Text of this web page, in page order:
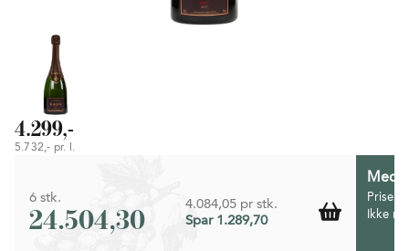
4.299,-
5.732,- pr. l.
6 stk.
24.504,30
4.084,05 pr stk.
Spar 1.289,70
Prisen
Ikke